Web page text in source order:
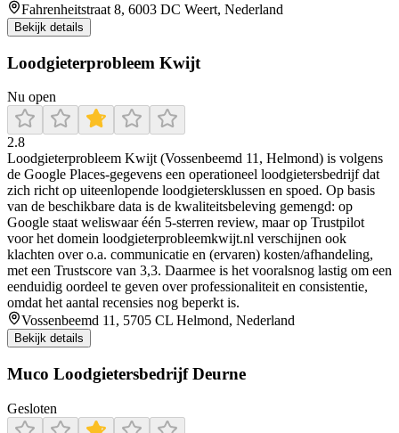
Fahrenheitstraat 8, 6003 DC Weert, Nederland
Bekijk details
Loodgieterprobleem Kwijt
Nu open
2.8
Loodgieterprobleem Kwijt (Vossenbeemd 11, Helmond) is volgens
de Google Places-gegevens een operationeel loodgietersbedrijf dat
zich richt op uiteenlopende loodgietersklussen en spoed. Op basis
van de beschikbare data is de kwaliteitsbeleving gemengd: op
Google staat weliswaar één 5-sterren review, maar op Trustpilot
voor het domein loodgieterprobleemkwijt.nl verschijnen ook
klachten over o.a. communicatie en (ervaren) kosten/afhandeling,
met een Trustscore van 3,3. Daarmee is het vooralsnog lastig om een
eenduidig oordeel te geven over professionaliteit en consistentie,
omdat het aantal recensies nog beperkt is.
Vossenbeemd 11, 5705 CL Helmond, Nederland
Bekijk details
Muco Loodgietersbedrijf Deurne
Gesloten